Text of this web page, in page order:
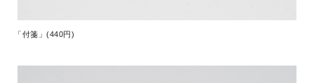
「付箋」(440円)